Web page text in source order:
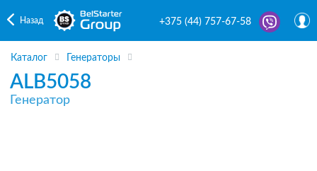
Назад +375 (44) 757-67-58
Каталог Генераторы
ALB5058
Генератор